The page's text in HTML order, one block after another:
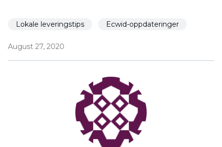
Lokale leveringstips Ecwid-oppdateringer
August 27, 2020